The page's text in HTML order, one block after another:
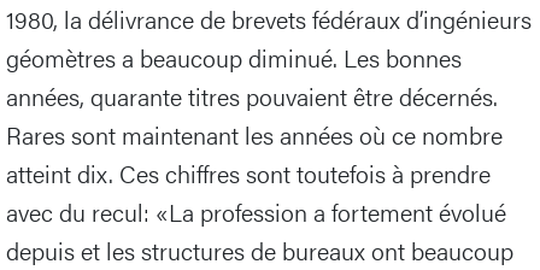
1980, la délivrance de brevets fédéraux d’ingénieurs
géomètres a beaucoup diminué. Les bonnes
années, quarante titres pouvaient être décernés.
Rares sont maintenant les années où ce nombre
atteint dix. Ces chiffres sont toutefois à prendre
avec du recul: «La profession a fortement évolué
depuis et les structures de bureaux ont beaucoup